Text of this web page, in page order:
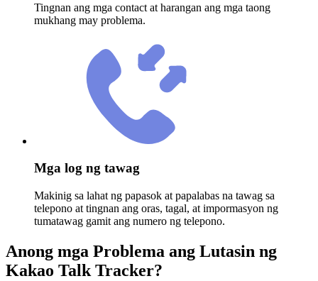
Tingnan ang mga contact at harangan ang mga taong
mukhang may problema.
Mga log ng tawag
Makinig sa lahat ng papasok at papalabas na tawag sa
telepono at tingnan ang oras, tagal, at impormasyon ng
tumatawag gamit ang numero ng telepono.
Anong mga Problema ang Lutasin ng
Kakao Talk Tracker?